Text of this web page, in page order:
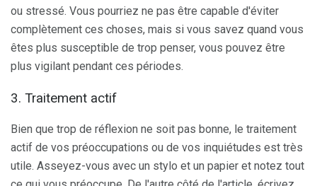
ou stressé. Vous pourriez ne pas être capable d'éviter
complètement ces choses, mais si vous savez quand vous
êtes plus susceptible de trop penser, vous pouvez être
plus vigilant pendant ces périodes.
3. Traitement actif
Bien que trop de réflexion ne soit pas bonne, le traitement
actif de vos préoccupations ou de vos inquiétudes est très
utile. Asseyez-vous avec un stylo et un papier et notez tout